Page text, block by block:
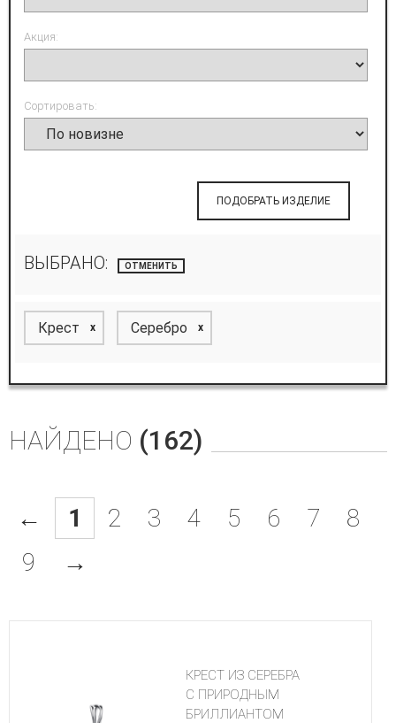
Акция:
Сортировать:
ПОДОБРАТЬ ИЗДЕЛИЕ
ВЫБРАНО: ОТМЕНИТЬ
Крест x Серебро x
НАЙДЕНО (162)
← 1 2 3 4 5 6 7
8
9
→
КРЕСТ ИЗ СЕРЕБРА
С ПРИРОДНЫМ
БРИЛЛИАНТОМ